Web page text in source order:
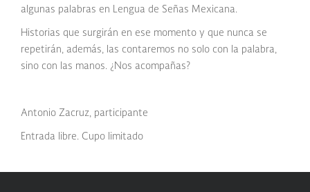
algunas palabras en Lengua de Señas Mexicana.
Historias que surgirán en ese momento y que nunca se
repetirán, además, las contaremos no solo con la palabra,
sino con las manos. ¿Nos acompañas?
Antonio Zacruz, participante
Entrada libre. Cupo limitado